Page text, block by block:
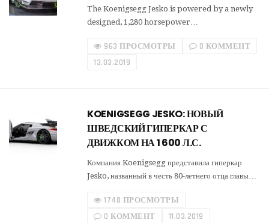
The Koenigsegg Jesko is powered by a newly
designed, 1,280 horsepower…
963 ПРОСМОТРЫ
0 КОММЕНТ
13.03.2019
KOENIGSEGG JESKO: НОВЫЙ
ШВЕДСКИЙ ГИПЕРКАР С
ДВИЖКОМ НА 1 600 Л.С.
Компания Koenigsegg представила гиперкар
Jesko, названный в честь 80-летнего отца главы…
1748 ПРОСМОТРЫ
0 КОММЕНТ
11.03.2019